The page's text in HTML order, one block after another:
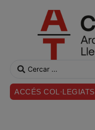
ACCÉS COL·LEGIATS